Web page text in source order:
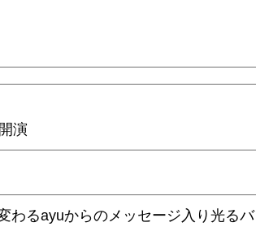
)
演
わるayuからのメッセージ入り光る